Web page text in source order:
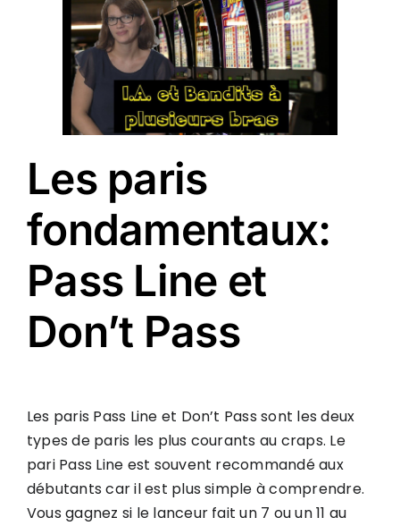
Les paris
fondamentaux:
Pass Line et
Don’t Pass
Les paris Pass Line et Don’t Pass sont les deux
types de paris les plus courants au craps. Le
pari Pass Line est souvent recommandé aux
débutants car il est plus simple à comprendre.
Vous gagnez si le lanceur fait un 7 ou un 11 au